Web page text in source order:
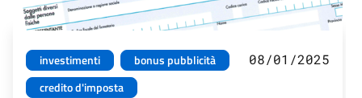
investimenti
bonus pubblicità
credito d'imposta
08/01/2025